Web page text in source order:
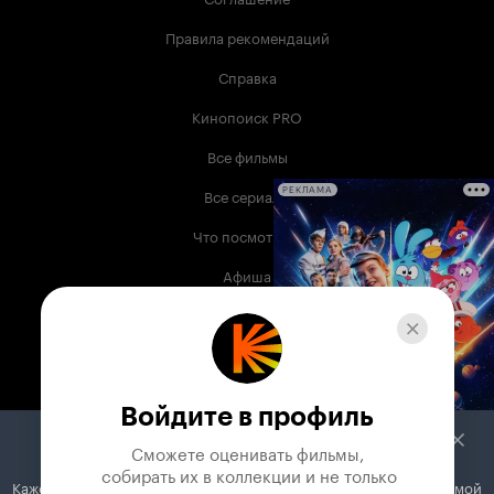
Правила рекомендаций
Справка
Кинопоиск PRO
Все фильмы
Все сериалы
Что посмотреть
Афиша
Музыка
Телепрограмма
Служба поддержки
РЕКЛАМА
Войдите в профиль
Сможете оценивать фильмы,
собирать их в коллекции и не только
Кажется, вы используете блокировщик рекламы. Вместе с рекламой